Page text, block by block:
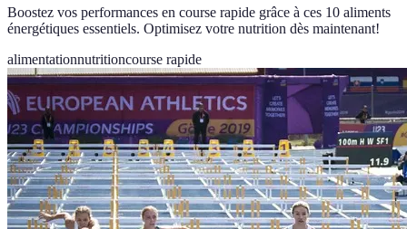
Boostez vos performances en course rapide grâce à ces 10 aliments
énergétiques essentiels. Optimisez votre nutrition dès maintenant!
alimentationnutritioncourse rapide